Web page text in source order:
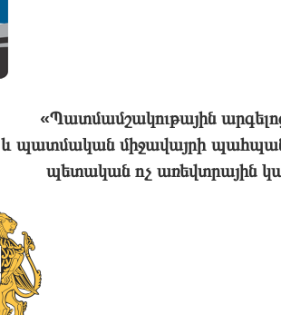
«Պատմամշակութային
և պատմական միջավայրի
պետական ոչ առեվտրային